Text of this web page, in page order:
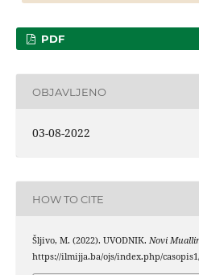
PDF
OBJAVLJENO
03-08-2022
HOW TO CITE
Šljivo, M. (2022). UVODNIK. Novi
https://ilmijja.ba/ojs/index.php/